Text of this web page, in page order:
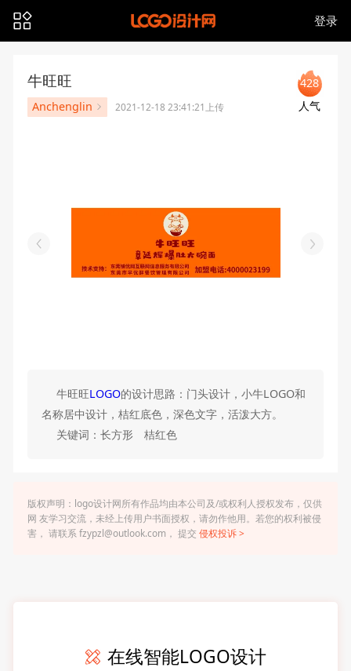
登录
牛旺旺
Anchenglin 2021-12-18 23:41:21上传
428
人气
牛旺旺LOGO的设计思路：门头设计，小牛LOGO和
名称居中设计，桔红底色，深色文字，活泼大方。
关键词：长方形 桔红色
版权声明：logo设计网所有作品均由本公司及/或权利人授权发布，仅供
网 友学习交流，未经上传用户书面授权，请勿作他用。若您的权利被侵
害， 请联系 fzypzl@outlook.com， 提交 侵权投诉 >
在线智能LOGO设计